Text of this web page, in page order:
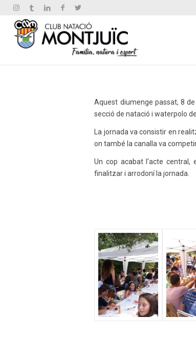
Aquest diumenge passat, 8
secció de natació i waterpolo
La jornada va consistir en
on també la canalla va
Un cop acabat l’acte
finalitzar i arrodoní la jornada.